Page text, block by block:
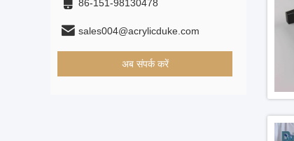
86-151-98130478
sales004@acrylicduke.com
अब संपर्क करें